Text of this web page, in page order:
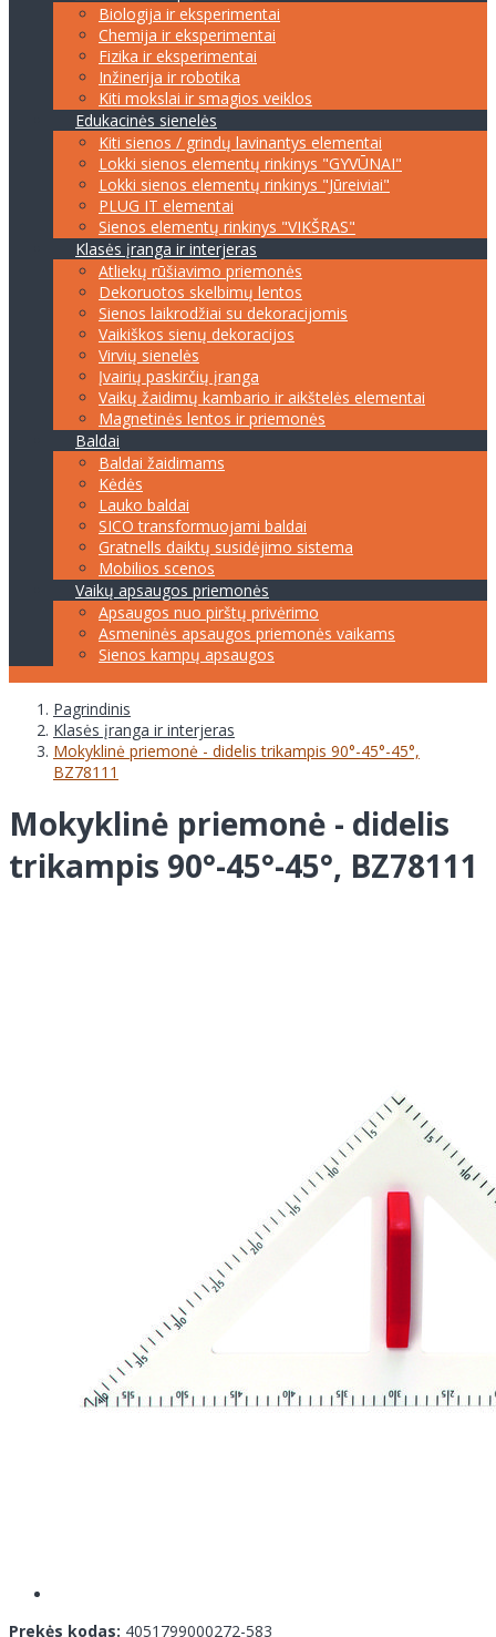
Biologija ir eksperimentai
Chemija ir eksperimentai
Fizika ir eksperimentai
Inžinerija ir robotika
Kiti mokslai ir smagios veiklos
Edukacinės sienelės
Kiti sienos / grindų lavinantys elementai
Lokki sienos elementų rinkinys "GYVŪNAI"
Lokki sienos elementų rinkinys "Jūreiviai"
PLUG IT elementai
Sienos elementų rinkinys "VIKŠRAS"
Klasės įranga ir interjeras
Atliekų rūšiavimo priemonės
Dekoruotos skelbimų lentos
Sienos laikrodžiai su dekoracijomis
Vaikiškos sienų dekoracijos
Virvių sienelės
Įvairių paskirčių įranga
Vaikų žaidimų kambario ir aikštelės elementai
Magnetinės lentos ir priemonės
Baldai
Baldai žaidimams
Kėdės
Lauko baldai
SICO transformuojami baldai
Gratnells daiktų susidėjimo sistema
Mobilios scenos
Vaikų apsaugos priemonės
Apsaugos nuo pirštų privėrimo
Asmeninės apsaugos priemonės vaikams
Sienos kampų apsaugos
Pagrindinis
Klasės įranga ir interjeras
Mokyklinė priemonė - didelis trikampis 90°-45°-45°,
BZ78111
Mokyklinė priemonė - didelis
trikampis 90°-45°-45°, BZ78111
Prekės kodas: 4051799000272-583